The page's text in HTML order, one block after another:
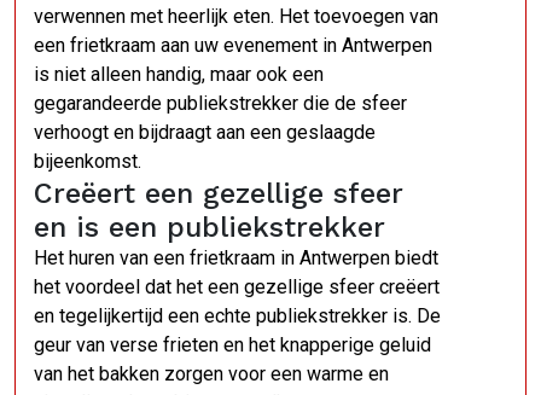
verwennen met heerlijk eten. Het toevoegen van
een frietkraam aan uw evenement in Antwerpen
is niet alleen handig, maar ook een
gegarandeerde publiekstrekker die de sfeer
verhoogt en bijdraagt aan een geslaagde
bijeenkomst.
Creëert een gezellige sfeer
en is een publiekstrekker
Het huren van een frietkraam in Antwerpen biedt
het voordeel dat het een gezellige sfeer creëert
en tegelijkertijd een echte publiekstrekker is. De
geur van verse frieten en het knapperige geluid
van het bakken zorgen voor een warme en